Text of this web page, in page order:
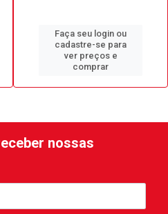
Faça seu login ou
cadastre-se para
ver preços e
comprar
nossas